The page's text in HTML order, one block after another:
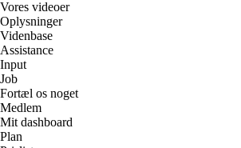
Vores videoer
Oplysninger
Videnbase
Assistance
Input
Job
Fortæl os noget
Medlem
Mit dashboard
Plan